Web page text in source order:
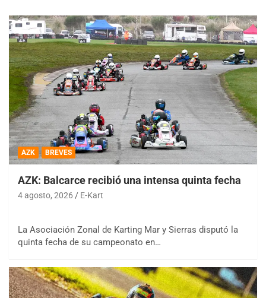
AZK BREVES
AZK: Balcarce recibió una intensa quinta fecha
4 agosto, 2026 E-Kart
La Asociación Zonal de Karting Mar y Sierras disputó la
quinta fecha de su campeonato en…